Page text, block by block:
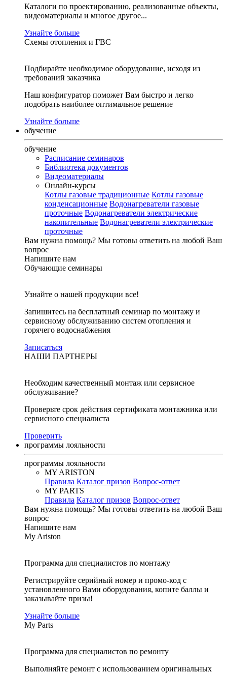
Каталоги по проектированию, реализованные объекты,
видеоматериалы и многое другое...
Узнайте больше
Схемы отопления и ГВС
Подбирайте необходимое оборудование, исходя из
требований заказчика
Наш конфигуратор поможет Вам быстро и легко
подобрать наиболее оптимальное решение
Узнайте больше
обучение
обучение
Расписание семинаров
Библиотека документов
Видеоматериалы
Онлайн-курсы
Котлы газовые традиционные Котлы газовые
конденсационные Водонагреватели газовые
проточные Водонагреватели электрические
накопительные Водонагреватели электрические
проточные
Вам нужна помощь? Мы готовы ответить на любой Ваш
вопрос
Напишите нам
Обучающие семинары
Узнайте о нашей продукции все!
Запишитесь на бесплатный семинар по монтажу и
сервисному обслуживанию систем отопления и
горячего водоснабжения
Записаться
НАШИ ПАРТНЕРЫ
Необходим качественный монтаж или сервисное
обслуживание?
Проверьте срок действия сертификата монтажника или
сервисного специалиста
Проверить
программы лояльности
программы лояльности
MY ARISTON
Правила Каталог призов Вопрос-ответ
MY PARTS
Правила Каталог призов Вопрос-ответ
Вам нужна помощь? Мы готовы ответить на любой Ваш
вопрос
Напишите нам
My Ariston
Программа для специалистов по монтажу
Регистрируйте серийный номер и промо-код с
установленного Вами оборудования, копите баллы и
заказывайте призы!
Узнайте больше
My Parts
Программа для специалистов по ремонту
Выполняйте ремонт с использованием оригинальных